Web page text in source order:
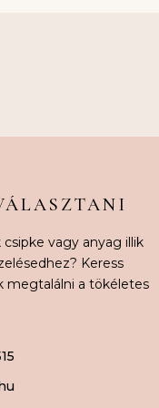
vagy anyag illik
Keress
megtalálni a tökéletes